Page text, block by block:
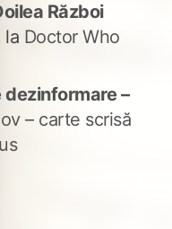
Război
la Doctor Who
–
– carte scrisă